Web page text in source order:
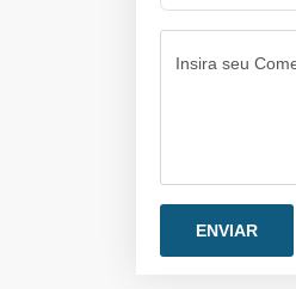
Insira seu